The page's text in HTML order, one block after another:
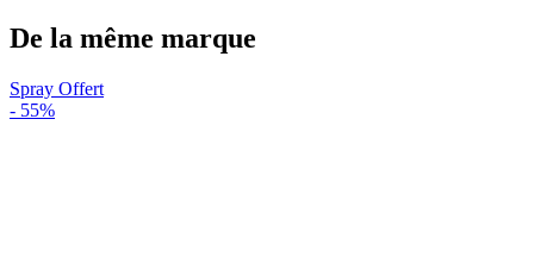
De la même marque
Spray Offert
- 55%